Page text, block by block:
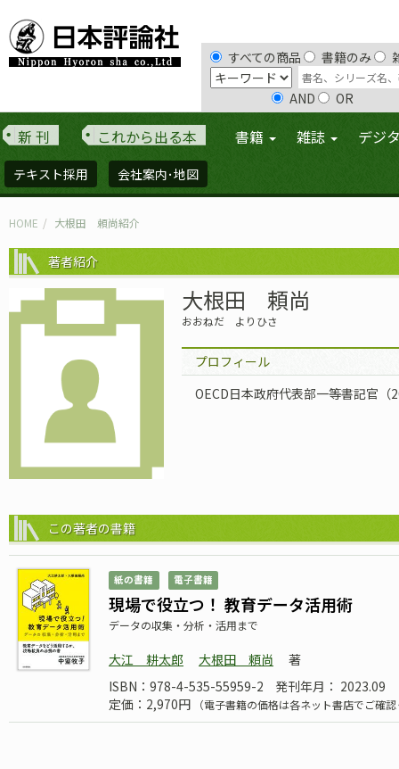
すべての商品 書籍のみ
AND OR
新 刊 これから出る本 書籍 雑誌 デジ
テキスト採用 会社案内･地図
HOME 大根田 頼尚紹介
著者紹介
大根田 頼尚
おおねだ よりひさ
プロフィール
OECD日本政府代表部一等書記官（
この著者の書籍
紙の書籍 電子書籍
現場で役立つ！ 教育データ活用術
データの収集・分析・活用まで
大江 耕太郎 大根田 頼尚
著
ISBN：978-4-535-55959-2
発刊年月： 2023.09
定価：2,970円
（電子書籍の価格は各ネット書店でご確